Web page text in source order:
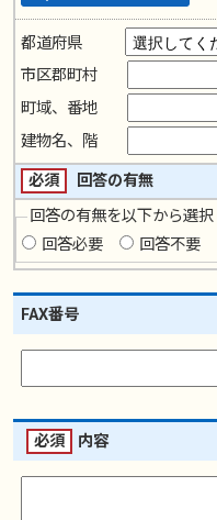
都道府県
市区郡町村
町域、番地
建物名、階
必須
回答の有無
回答の有無を以下から選
回答必要
回答不要
FAX番号
必須 内容